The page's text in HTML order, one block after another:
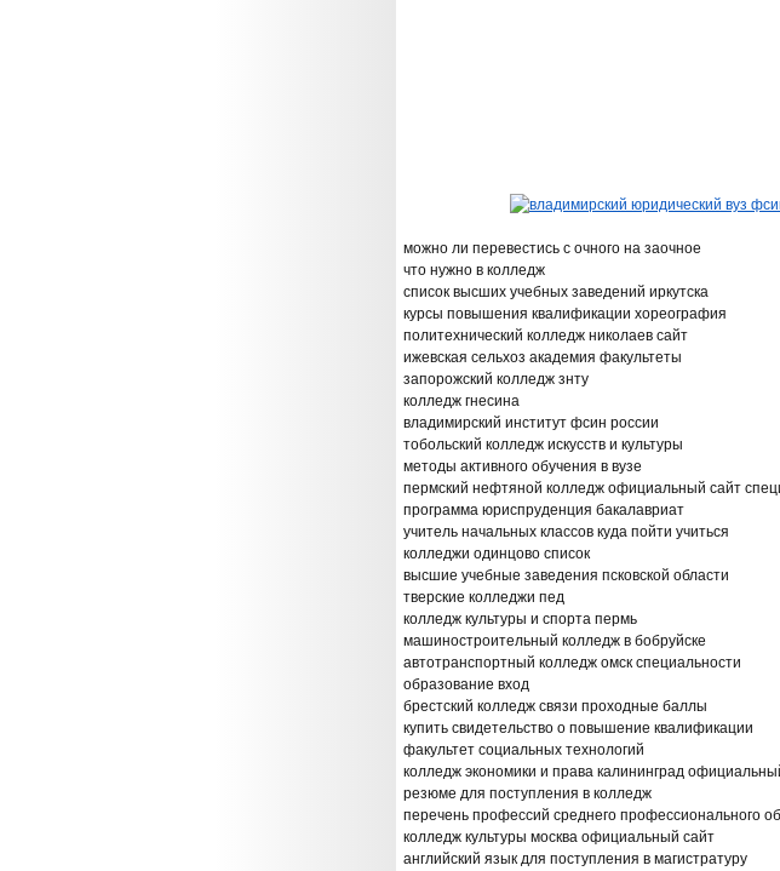
можно ли перевестись с очного на заочное
что нужно в колледж
список высших учебных заведений иркутска
курсы повышения квалификации хореография
политехнический колледж николаев сайт
ижевская сельхоз академия факультеты
запорожский колледж знту
колледж гнесина
владимирский институт фсин россии
тобольский колледж искусств и культуры
методы активного обучения в вузе
пермский нефтяной колледж официальный сайт
программа юриспруденция бакалавриат
учитель начальных классов куда пойти учиться
колледжи одинцово список
высшие учебные заведения псковской области
тверские колледжи пед
колледж культуры и спорта пермь
машиностроительный колледж в бобруйске
автотранспортный колледж омск специальности
образование вход
брестский колледж связи проходные баллы
купить свидетельство о повышение квалификации
факультет социальных технологий
колледж экономики и права калининград
резюме для поступления в колледж
перечень профессий среднего профессионального
колледж культуры москва официальный сайт
английский язык для поступления в магистратуру